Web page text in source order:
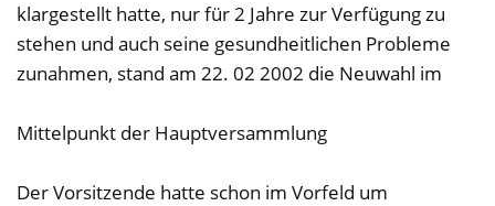
klargestellt hatte, nur für 2 Jahre zur Verfügung zu
stehen und auch seine gesundheitlichen Probleme
zunahmen, stand am 22. 02 2002 die Neuwahl im
Mittelpunkt der Hauptversammlung
Der Vorsitzende hatte schon im Vorfeld um